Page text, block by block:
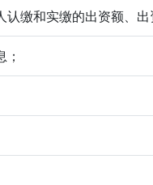
缴和实缴的出资额、出